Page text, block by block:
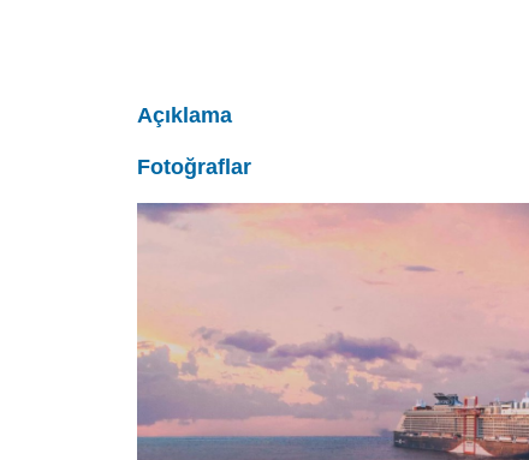
Açıklama
Fotoğraflar